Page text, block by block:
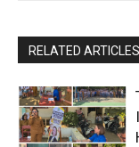
RELATED ARTICLES